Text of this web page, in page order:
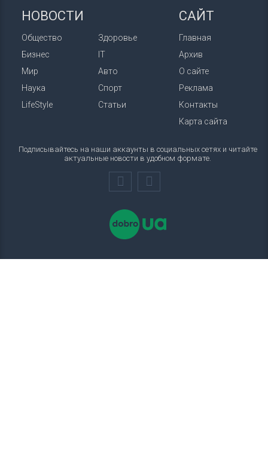
НОВОСТИ
Общество
Бизнес
Мир
Наука
LifeStyle
Здоровье
IT
Авто
Спорт
Статьи
САЙТ
Главная
Архив
О сайте
Реклама
Контакты
Карта сайта
Подписывайтесь на наши аккаунты в социальных сетях и читайте
актуальные новости в удобном формате.